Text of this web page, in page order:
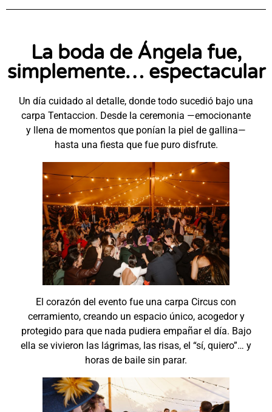
La boda de Ángela fue,
simplemente… espectacular
Un día cuidado al detalle, donde todo sucedió bajo una
carpa Tentaccion. Desde la ceremonia —emocionante
y llena de momentos que ponían la piel de gallina—
hasta una fiesta que fue puro disfrute.
El corazón del evento fue una carpa Circus con
cerramiento, creando un espacio único, acogedor y
protegido para que nada pudiera empañar el día. Bajo
ella se vivieron las lágrimas, las risas, el “sí, quiero”… y
horas de baile sin parar.